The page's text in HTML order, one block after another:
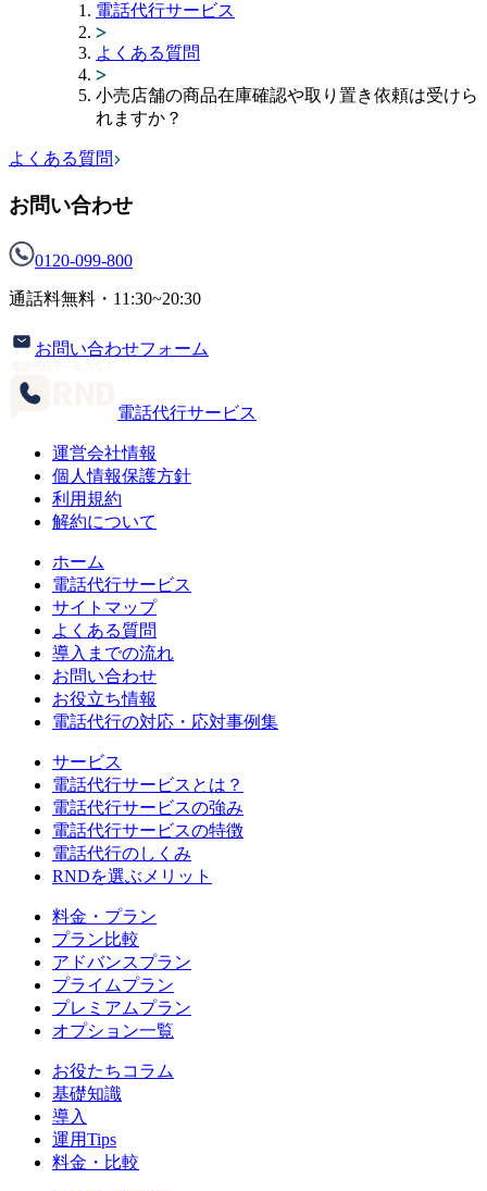
電話代行サービス
よくある質問
小売店舗の商品在庫確認や取り置き依頼は受けら
れますか？
よくある質問
お問い合わせ
0120-099-800
通話料無料・ 11:30~20:30
お問い合わせフォーム
電話代行サービス
運営会社情報
個人情報保護方針
利用規約
解約について
ホーム
電話代行サービス
サイトマップ
よくある質問
導入までの流れ
お問い合わせ
お役立ち情報
電話代行の対応・応対事例集
サービス
電話代行サービスとは？
電話代行サービスの強み
電話代行サービスの特徴
電話代行のしくみ
RNDを選ぶメリット
料金・プラン
プラン比較
アドバンスプラン
プライムプラン
プレミアムプラン
オプション一覧
お役たちコラム
基礎知識
導入
運用Tips
料金・比較